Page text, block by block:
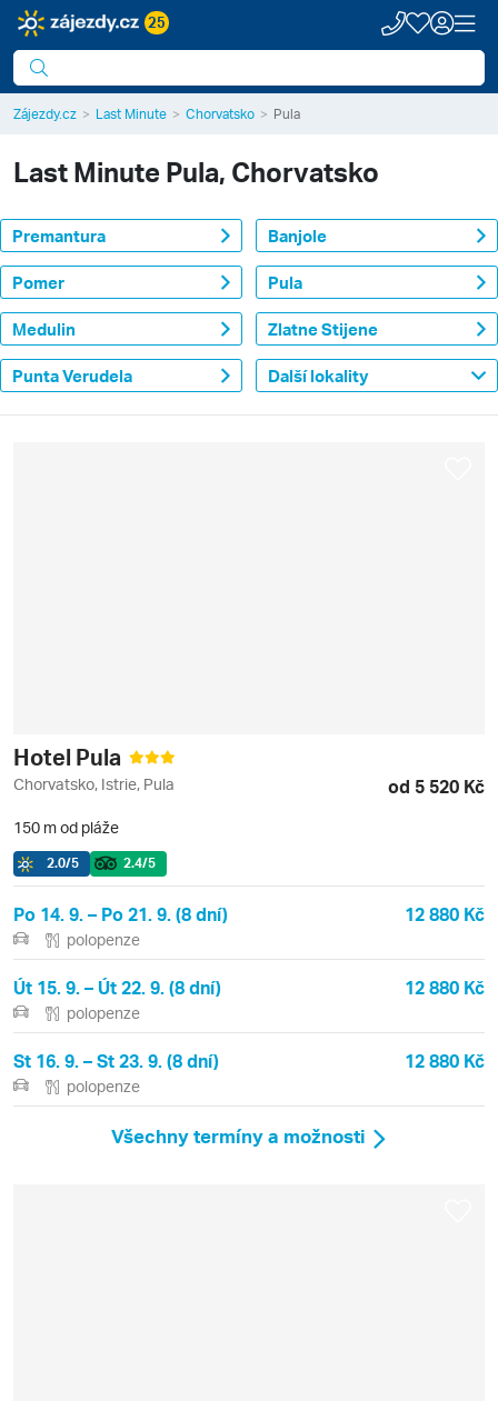
25
Zájezdy.cz Last Minute Chorvatsko Pula
Last MinutePula, Chorvatsko
Premantura Banjole
Pomer Pula
Medulin Zlatne Stijene
Punta Verudela Další lokality
Hotel Pula
Chorvatsko, Istrie, Pula od 5 520 Kč
150 m od pláže
2.0/5 2.4/5
Po 14. 9. – Po 21. 9. (8 dní) 12 880 Kč
polopenze
Út 15. 9. – Út 22. 9. (8 dní) 12 880 Kč
polopenze
St 16. 9. – St 23. 9. (8 dní) 12 880 Kč
polopenze
Všechny termíny a možnosti